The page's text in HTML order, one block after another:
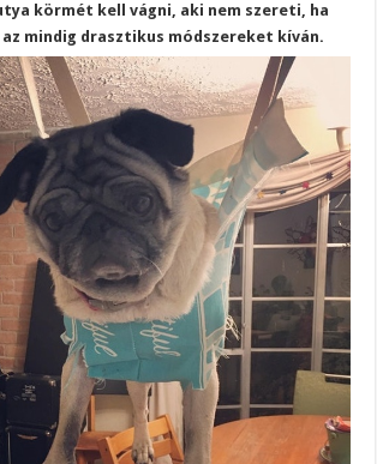
körmét kell vágni, aki nem szereti, ha
mindig drasztikus módszereket kíván.